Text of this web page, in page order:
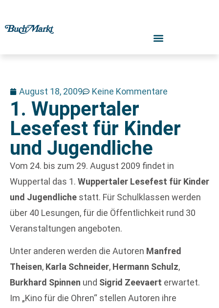
August 18, 2009 Keine Kommentare
1. Wuppertaler
Lesefest für Kinder
und Jugendliche
Vom 24. bis zum 29. August 2009 findet in
Wuppertal das 1. Wuppertaler Lesefest für Kinder
und Jugendliche statt. Für Schulklassen werden
über 40 Lesungen, für die Öffentlichkeit rund 30
Veranstaltungen angeboten.
Unter anderen werden die Autoren Manfred
Theisen, Karla Schneider, Hermann Schulz,
Burkhard Spinnen und Sigrid Zeevaert erwartet.
Im „Kino für die Ohren“ stellen Autoren ihre